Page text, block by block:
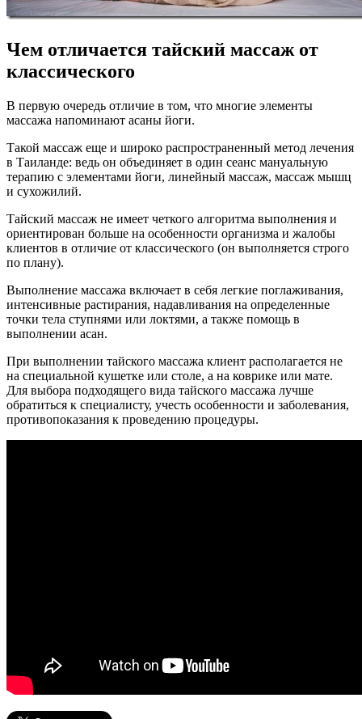
Чем отличается тайский массаж от
классического
В первую очередь отличие в том, что многие элементы
массажа напоминают асаны йоги.
Такой массаж еще и широко распространенный метод лечения
в Таиланде: ведь он объединяет в один сеанс мануальную
терапию с элементами йоги, линейный массаж, массаж мышц
и сухожилий.
Тайский массаж не имеет четкого алгоритма выполнения и
ориентирован больше на особенности организма и жалобы
клиентов в отличие от классического (он выполняется строго
по плану).
Выполнение массажа включает в себя легкие поглаживания,
интенсивные растирания, надавливания на определенные
точки тела ступнями или локтями, а также помощь в
выполнении асан.
При выполнении тайского массажа клиент располагается не
на специальной кушетке или столе, а на коврике или мате.
Для выбора подходящего вида тайского массажа лучше
обратиться к специалисту, учесть особенности и заболевания,
противопоказания к проведению процедуры.